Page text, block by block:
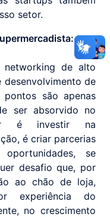
setor.
o
networking de alto
desenvolvimento de
pontos são apenas
ser absorvido no
é investir na
é criar parcerias
se
desafio que, por
ao chão de loja,
experiência do
no crescimento